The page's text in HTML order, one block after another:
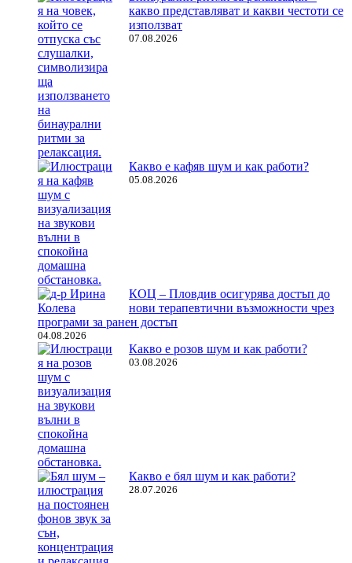
какво представляват и какви честоти се
използват
07.08.2026
Какво е кафяв шум и как работи?
05.08.2026
КОЦ – Пловдив осигурява достъп до
нови терапевтични възможности чрез
програми за ранен достъп
04.08.2026
Какво е розов шум и как работи?
03.08.2026
Какво е бял шум и как работи?
28.07.2026